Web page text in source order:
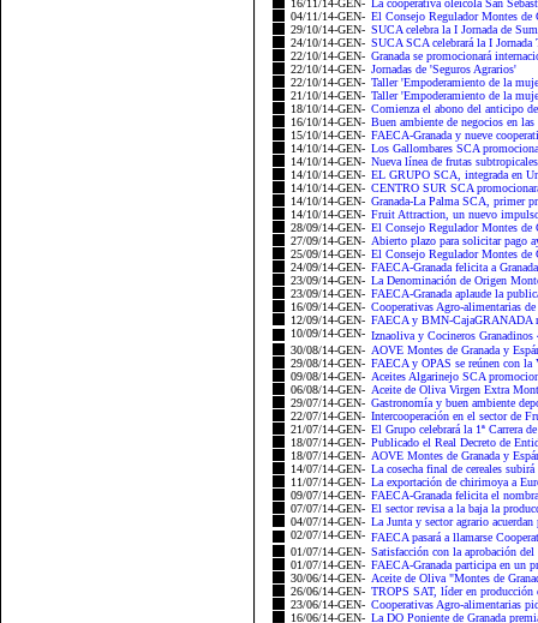
16/11/14-GEN- La cooperativa oleícola San
04/11/14-GEN- El Consejo Regulador Montes de
29/10/14-GEN- SUCA celebra la I Jornada de
24/10/14-GEN- SUCA SCA celebrará la I
22/10/14-GEN- Granada se promocionará
22/10/14-GEN- Jornadas de 'Seguros Agrarios'
22/10/14-GEN- Taller 'Empoderamiento de la
21/10/14-GEN- Taller 'Empoderamiento de la
18/10/14-GEN- Comienza el abono del anticipo
16/10/14-GEN- Buen ambiente de negocios en
15/10/14-GEN- FAECA-Granada y nueve
14/10/14-GEN- Los Gallombares SCA
14/10/14-GEN- Nueva línea de frutas
14/10/14-GEN- EL GRUPO SCA, integrada en
14/10/14-GEN- CENTRO SUR SCA
14/10/14-GEN- Granada-La Palma SCA, primer
14/10/14-GEN- Fruit Attraction, un nuevo
28/09/14-GEN- El Consejo Regulador Montes de
27/09/14-GEN- Abierto plazo para solicitar pago
25/09/14-GEN- El Consejo Regulador Montes de
24/09/14-GEN- FAECA-Granada felicita a
23/09/14-GEN- La Denominación de Origen
23/09/14-GEN- FAECA-Granada aplaude la
16/09/14-GEN- Cooperativas Agro-alimentarias
12/09/14-GEN- FAECA y BMN-CajaGRANADA
10/09/14-GEN- Iznaoliva y Cocineros
30/08/14-GEN- AOVE Montes de Granada y
29/08/14-GEN- FAECA y OPAS se reúnen con
09/08/14-GEN- Aceites Algarinejo SCA
06/08/14-GEN- Aceite de Oliva Virgen Extra
29/07/14-GEN- Gastronomía y buen ambiente
22/07/14-GEN- Intercooperación en el sector de
21/07/14-GEN- El Grupo celebrará la 1ª Carrera
18/07/14-GEN- Publicado el Real Decreto de
18/07/14-GEN- AOVE Montes de Granada y
14/07/14-GEN- La cosecha final de cereales
11/07/14-GEN- La exportación de chirimoya a
09/07/14-GEN- FAECA-Granada felicita el
07/07/14-GEN- El sector revisa a la baja la
04/07/14-GEN- La Junta y sector agrario
02/07/14-GEN- FAECA pasará a llamarse
01/07/14-GEN- Satisfacción con la aprobación
01/07/14-GEN- FAECA-Granada participa en un
30/06/14-GEN- Aceite de Oliva "Montes de
26/06/14-GEN- TROPS SAT, líder en producción
23/06/14-GEN- Cooperativas Agro-alimentarias
16/06/14-GEN- La DO Poniente de Granada